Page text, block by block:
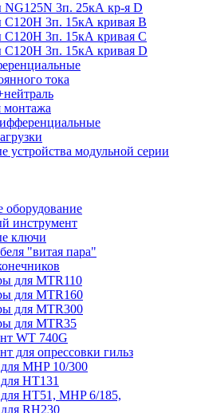
NG125N 3п. 25кА кр-я D
С120Н 3п. 15кА кривая B
С120Н 3п. 15кА кривая C
С120Н 3п. 15кА кривая D
тока
монтажа
устройства модульной серии
оборудование
инструмент
ключи
"витая пара"
для MTR110
для MTR160
для MTR300
для MTR35
WT 740G
для опрессовки гильз
MHP 10/300
НТ131
НТ51, MHP 6/185,
RH230